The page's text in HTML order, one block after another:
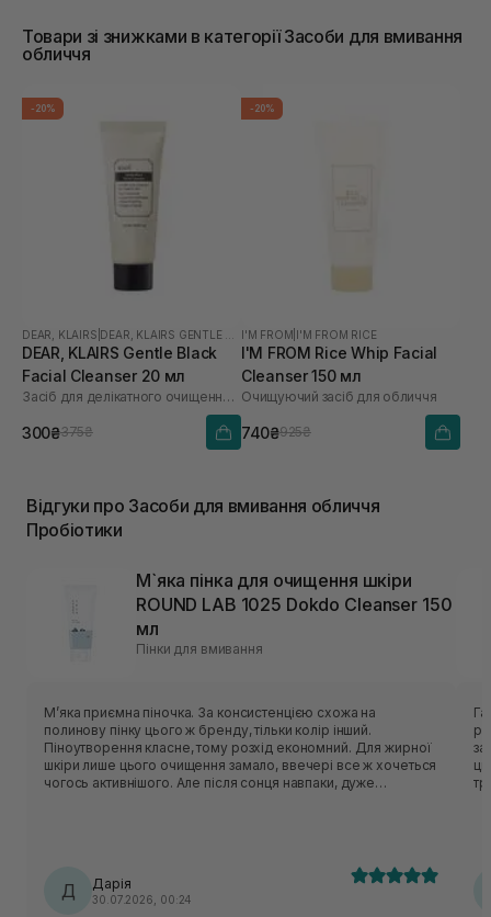
Товари зі знижками в категорії Засоби для вмивання
обличчя
-20%
DEAR, KLAIRS
DEAR, KLAIRS Gentle Black
Facial Cleanser 20 мл
Засіб для делікатного очищення обличчя
300₴375₴
-20%
I'M FROM I'M FROM RICE
I'M FROM Rice Whip Facial
Cleanser 150 мл
Очищуючий засіб для обличчя
740₴925₴
Відгуки про Засоби для вмивання обличчя
Пробіотики
М`яка пінка для очищення шкіри
ROUND LAB 1025 Dokdo Cleanser 150
мл
Пінки для вмивання
Мʼяка приємна піночка. За консистенцією схожа на
полинову пінку цього ж бренду, тільки колір інший.
Піноутворення класне, тому розхід економний. Для жирної
шкіри лише цього очищення замало, ввечері все ж хочеться
чогось активнішого. Але після сонця навпаки, дуже
Д Дарія
30.07.2026, 00:24
засобу. Аромат
тригерить. У